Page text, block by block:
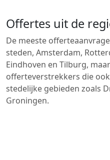
Offertes uit de
De meeste
steden, Amsterdam,
Eindhoven en Tilburg,
offerteverstrekkers die
stedelijke gebieden zoals
Groningen.